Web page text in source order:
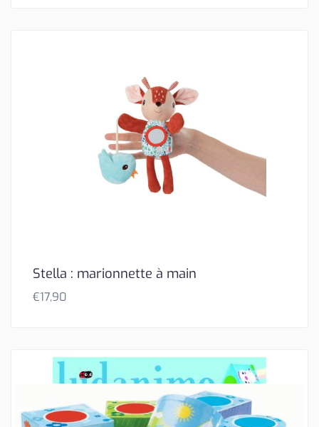
Stella : marionnette à main
€17,90